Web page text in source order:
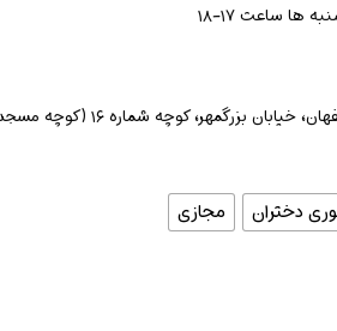
ها ساعت ۱۷-۱۸
کوچه شماره ۱۶ (کوچه مسجد الکریم)، جنب استخر باران
دختران مجازی